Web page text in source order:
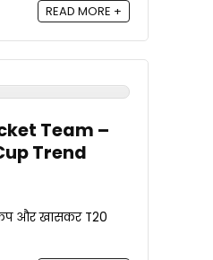
READ MORE +
Team –
Trend
कप और खासकर T20